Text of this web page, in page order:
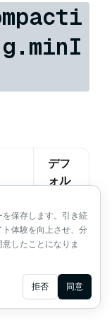
デフ
ォル
3600
Ask AI
保存します。引き続
体験を向上させ、分
したことになりま
拒否 同意